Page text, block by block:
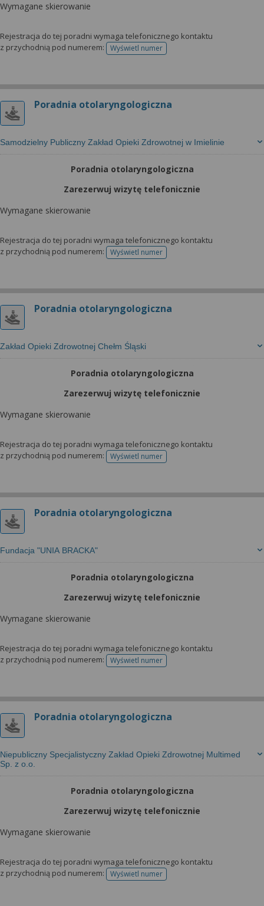
Wymagane skierowanie
Rejestracja do tej poradni wymaga telefonicznego kontaktu
z przychodnią pod numerem:
Wyświetl numertelefonu do rejestracji
Poradnia otolaryngologiczna
Samodzielny Publiczny Zakład Opieki Zdrowotnej w Imielinie
Poradnia otolaryngologiczna
Zarezerwuj wizytę telefonicznie
Wymagane skierowanie
Rejestracja do tej poradni wymaga telefonicznego kontaktu
z przychodnią pod numerem:
Wyświetl numertelefonu do rejestracji
Poradnia otolaryngologiczna
Zakład Opieki Zdrowotnej Chełm Śląski
Poradnia otolaryngologiczna
Zarezerwuj wizytę telefonicznie
Wymagane skierowanie
Rejestracja do tej poradni wymaga telefonicznego kontaktu
z przychodnią pod numerem:
Wyświetl numertelefonu do rejestracji
Poradnia otolaryngologiczna
Fundacja "UNIA BRACKA"
Poradnia otolaryngologiczna
Zarezerwuj wizytę telefonicznie
Wymagane skierowanie
Rejestracja do tej poradni wymaga telefonicznego kontaktu
z przychodnią pod numerem:
Wyświetl numertelefonu do rejestracji
Poradnia otolaryngologiczna
Niepubliczny Specjalistyczny Zakład Opieki Zdrowotnej Multimed
Sp. z o.o.
Poradnia otolaryngologiczna
Zarezerwuj wizytę telefonicznie
Wymagane skierowanie
Rejestracja do tej poradni wymaga telefonicznego kontaktu
z przychodnią pod numerem:
Wyświetl numertelefonu do rejestracji